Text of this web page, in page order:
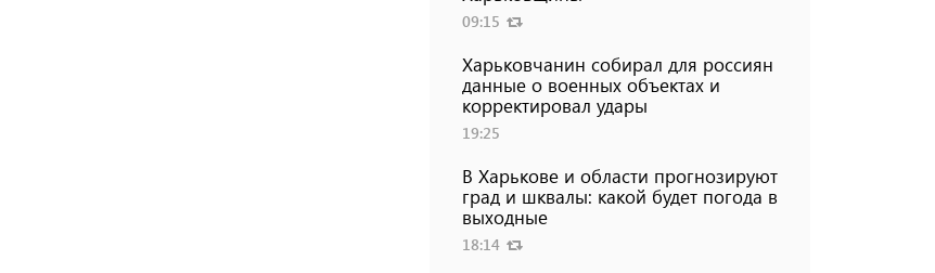
09:15
Харьковчанин собирал для россиян
данные о военных объектах и ​​
корректировал удары
19:25
В Харькове и области прогнозируют
град и шквалы: какой будет погода в
выходные
18:14